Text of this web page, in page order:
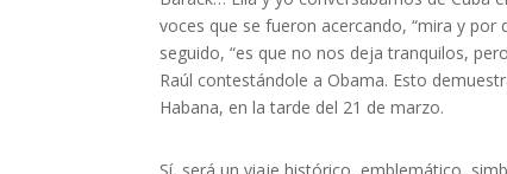
voces que se fueron acercando, “mira y
seguido, “es que no nos deja tranquilos,
Raúl contestándole a Obama. Esto
Habana, en la tarde del 21 de marzo.